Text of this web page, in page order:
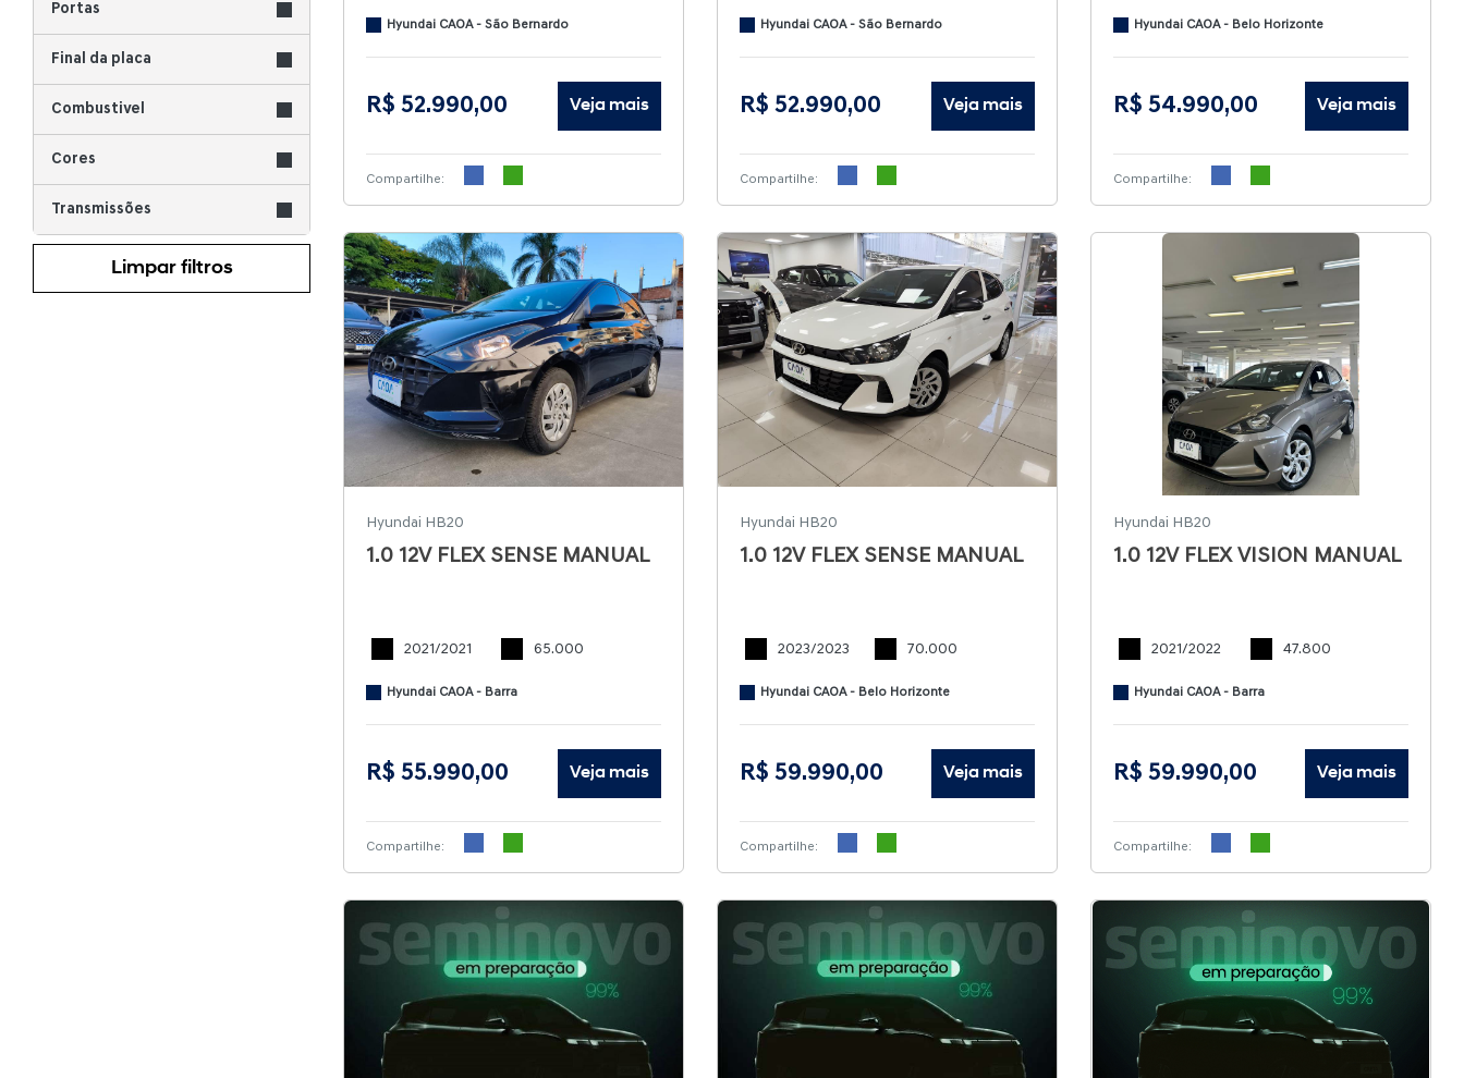
Portas
Final da placa
Combustivel
Cores
Transmissões
Limpar filtros
Hyundai CAOA - São Bernardo
R$ 52.990,00 Veja mais
Compartilhe:
Hyundai CAOA - São Bernardo
R$ 52.990,00 Veja mais
Compartilhe:
Hyundai CAOA - Belo Horizonte
R$ 54.990,00 Veja mais
Compartilhe:
Hyundai HB20
1.0 12V FLEX SENSE MANUAL
2021/2021 65.000
Hyundai CAOA - Barra
R$ 55.990,00 Veja mais
Compartilhe:
Hyundai HB20
1.0 12V FLEX SENSE MANUAL
2023/2023 70.000
Hyundai CAOA - Belo Horizonte
R$ 59.990,00 Veja mais
Compartilhe:
Hyundai HB20
1.0 12V FLEX VISION MANUAL
2021/2022 47.800
Hyundai CAOA - Barra
R$ 59.990,00 Veja mais
Compartilhe: